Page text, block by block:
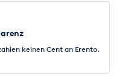
keinen Cent an Erento.